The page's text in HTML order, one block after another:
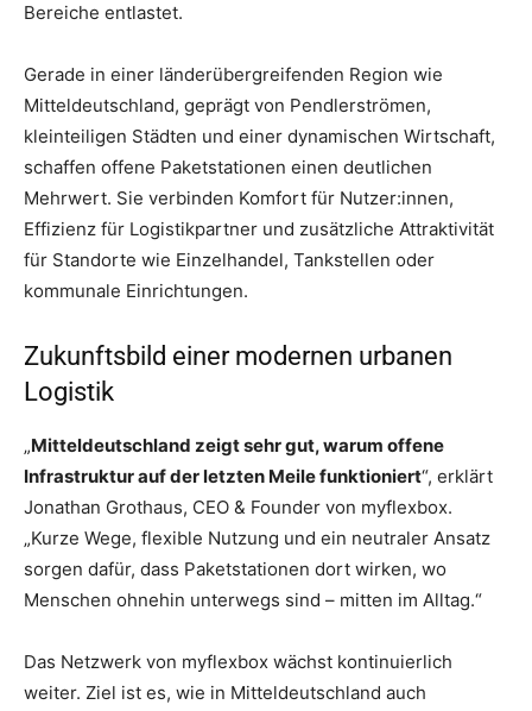
Bereiche entlastet.
Gerade in einer länderübergreifenden Region wie
Mitteldeutschland, geprägt von Pendlerströmen,
kleinteiligen Städten und einer dynamischen Wirtschaft,
schaffen offene Paketstationen einen deutlichen
Mehrwert. Sie verbinden Komfort für Nutzer:innen,
Effizienz für Logistikpartner und zusätzliche Attraktivität
für Standorte wie Einzelhandel, Tankstellen oder
kommunale Einrichtungen.
Zukunftsbild einer modernen urbanen
Logistik
„Mitteldeutschland zeigt sehr gut, warum offene
Infrastruktur auf der letzten Meile funktioniert“, erklärt
Jonathan Grothaus, CEO & Founder von myflexbox.
„Kurze Wege, flexible Nutzung und ein neutraler Ansatz
sorgen dafür, dass Paketstationen dort wirken, wo
Menschen ohnehin unterwegs sind – mitten im Alltag.“
Das Netzwerk von myflexbox wächst kontinuierlich
weiter. Ziel ist es, wie in Mitteldeutschland auch